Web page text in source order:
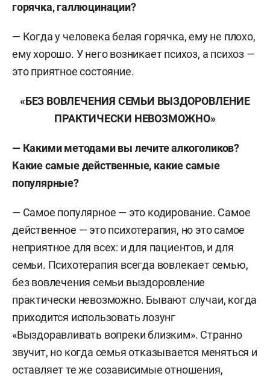
горячка, галлюцинации?
— Когда у человека белая горячка, ему не плохо,
ему хорошо. У него возникает психоз, а психоз —
это приятное состояние.
«БЕЗ ВОВЛЕЧЕНИЯ СЕМЬИ ВЫЗДОРОВЛЕНИЕ
ПРАКТИЧЕСКИ НЕВОЗМОЖНО»
— Какими методами вы лечите алкоголиков?
Какие самые действенные, какие самые
популярные?
— Самое популярное — это кодирование. Самое
действенное — это психотерапия, но это самое
неприятное для всех: и для пациентов, и для
семьи. Психотерапия всегда вовлекает семью,
без вовлечения семьи выздоровление
практически невозможно. Бывают случаи, когда
приходится использовать лозунг
«Выздоравливать вопреки близким». Странно
звучит, но когда семья отказывается меняться и
оставляет те же созависимые отношения,